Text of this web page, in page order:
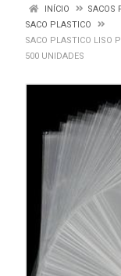
INÍCIO
SACOS
SACO PLASTICO
SACO PLASTICO LISO
500 UNIDADES